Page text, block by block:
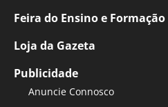
Feira do Ensino e Formação
Loja da Gazeta
Publicidade
Anuncie Connosco